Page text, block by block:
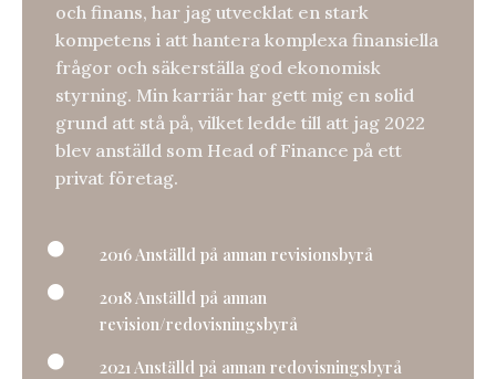
och finans, har jag utvecklat en stark
kompetens i att hantera komplexa finansiella
frågor och säkerställa god ekonomisk
styrning. Min karriär har gett mig en solid
grund att stå på, vilket ledde till att jag 2022
blev anställd som Head of Finance på ett
privat företag.
 2016 Anställd på annan revisionsbyrå

2018 Anställd på annan
revision/redovisningsbyrå
 2021 Anställd på annan redovisningsbyrå